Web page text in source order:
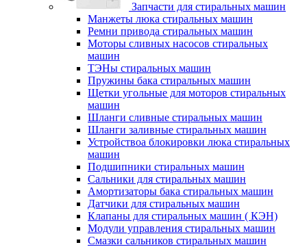
Запчасти для стиральных машин
Манжеты люка стиральных машин
Ремни привода стиральных машин
Моторы сливных насосов стиральных
машин
ТЭНы стиральных машин
Пружины бака стиральных машин
Щетки угольные для моторов стиральных
машин
Шланги сливные стиральных машин
Шланги заливные стиральных машин
Устройствоа блокировки люка стиральных
машин
Подшипники стиральных машин
Сальники для стиральных машин
Амортизаторы бака стиральных машин
Датчики для стиральных машин
Клапаны для стиральных машин ( КЭН)
Модули управления стиральных машин
Смазки сальников стиральных машин